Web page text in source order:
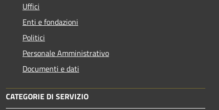
Uffici
Enti e fondazioni
Politici
Personale Amministrativo
Documenti e dati
CATEGORIE DI SERVIZIO